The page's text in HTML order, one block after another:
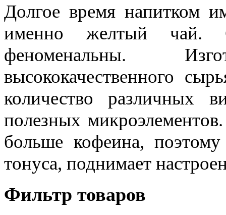
Долгое время напитком
именно желтый чай.
феноменальны.
высококачественного
количество различных
полезных
больше кофеина,
тонуса, поднимает
Фильтр товаров